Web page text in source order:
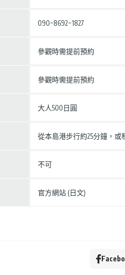
090−8692−1827
參觀時需提前預約
參觀時需提前預約
大人500日圓
從本島港步行約25分鐘，或
不可
官方網站 (日文)